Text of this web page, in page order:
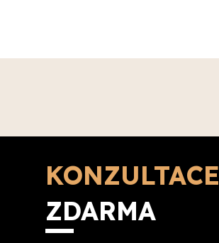
KONZULTACE
ZDARMA